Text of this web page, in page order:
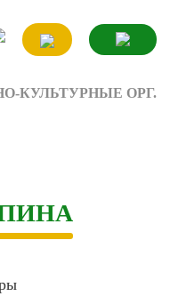
КУЛЬТУРНЫЕ ОРГ.